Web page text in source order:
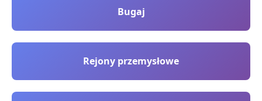
Bugaj
Rejony przemysłowe